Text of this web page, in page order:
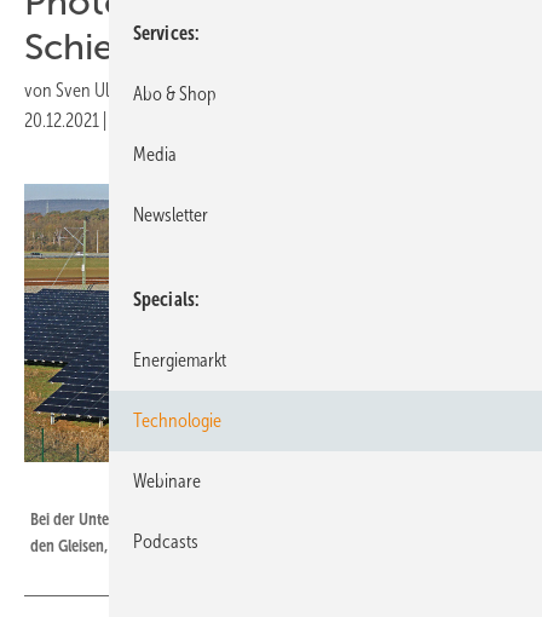
Schienenwegen
von Sven Ullrich
20.12.2021
Bei der Untersuchung geht es nicht nur um die Freiflächenanlagen neben
den Gleisen, sondern auch um integrierte Anlagen.
Services
Abo & Shop
Media
Newsletter
Specials
Energiemarkt
Technologie
Webinare
Podcasts